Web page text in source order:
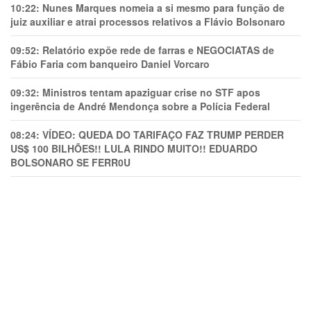
10:22: Nunes Marques nomeia a si mesmo para função de
juiz auxiliar e atrai processos relativos a Flávio Bolsonaro
09:52: Relatório expõe rede de farras e NEGOCIATAS de
Fábio Faria com banqueiro Daniel Vorcaro
09:32: Ministros tentam apaziguar crise no STF apos
ingerência de André Mendonça sobre a Polícia Federal
08:24: VÍDEO: QUEDA DO TARIFAÇO FAZ TRUMP PERDER
US$ 100 BILHÕES!! LULA RINDO MUITO!! EDUARDO
BOLSONARO SE FERR0U